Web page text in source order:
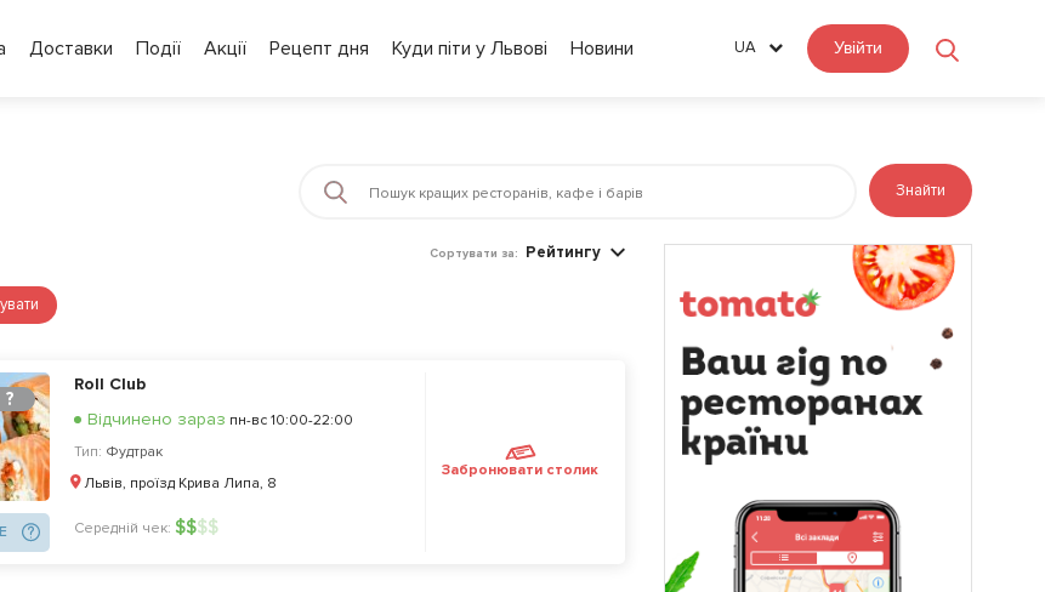
Доставки Події Акції Рецепт дня Куди піти у Львові Новини UA Увійти
Знайти
Сортувати за: Рейтингу
?
Roll Club
Відчинено зараз пн-вс 10:00-22:00
Тип: Фудтрак
Львів, проїзд Крива Липа, 8
Середній чек: $$$$
Забронювати столик